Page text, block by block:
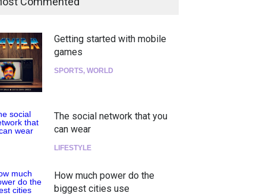
Getting started with mobile
games
SPORTS, WORLD
The social network that you
can wear
LIFESTYLE
How much power do the
biggest cities use